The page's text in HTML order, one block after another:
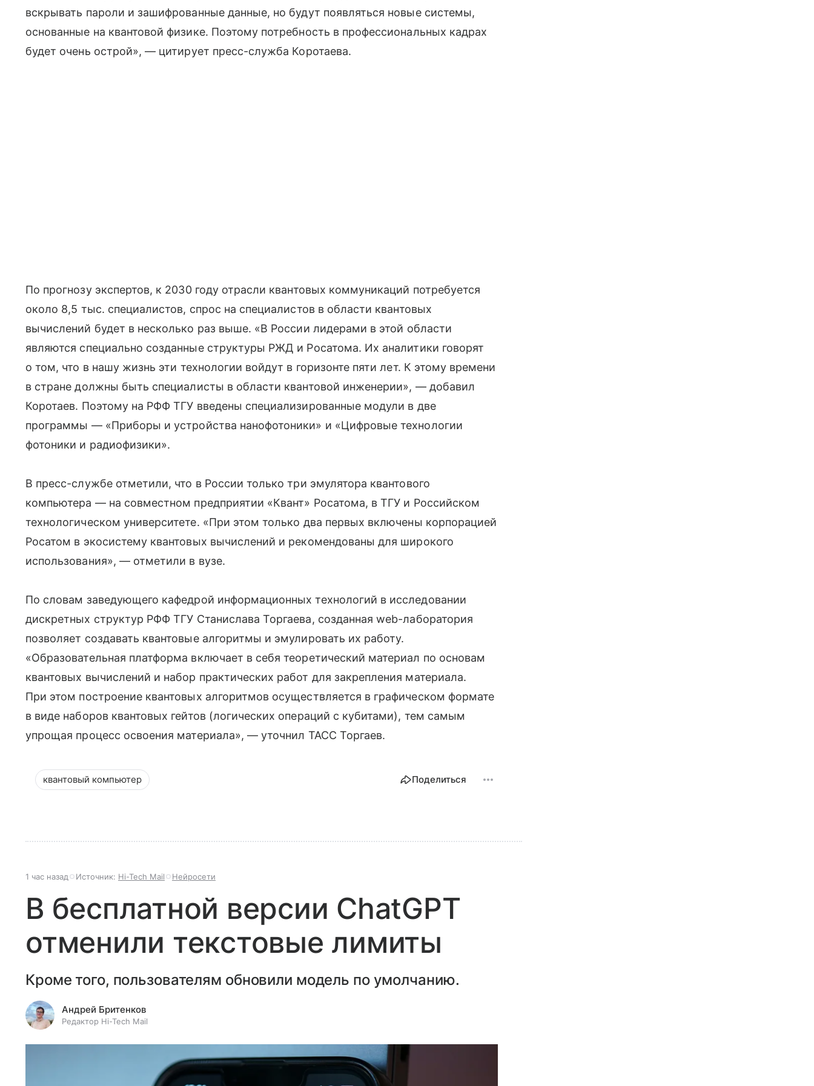
вскрывать пароли и зашифрованные данные, но будут появляться новые системы,
основанные на квантовой физике. Поэтому потребность в профессиональных кадрах
будет очень острой», — цитирует пресс-служба Коротаева.
По прогнозу экспертов, к 2030 году отрасли квантовых коммуникаций потребуется
около 8,5 тыс. специалистов, спрос на специалистов в области квантовых
вычислений будет в несколько раз выше. «В России лидерами в этой области
являются специально созданные структуры РЖД и Росатома. Их аналитики говорят
о том, что в нашу жизнь эти технологии войдут в горизонте пяти лет. К этому времени
в стране должны быть специалисты в области квантовой инженерии», — добавил
Коротаев. Поэтому на РФФ ТГУ введены специализированные модули в две
программы — «Приборы и устройства нанофотоники» и «Цифровые технологии
фотоники и радиофизики».
В пресс-службе отметили, что в России только три эмулятора квантового
компьютера — на совместном предприятии «Квант» Росатома, в ТГУ и Российском
технологическом университете. «При этом только два первых включены корпорацией
Росатом в экосистему квантовых вычислений и рекомендованы для широкого
использования», — отметили в вузе.
По словам заведующего кафедрой информационных технологий в исследовании
дискретных структур РФФ ТГУ Станислава Торгаева, созданная web-лаборатория
позволяет создавать квантовые алгоритмы и эмулировать их работу.
«Образовательная платформа включает в себя теоретический материал по основам
квантовых вычислений и набор практических работ для закрепления материала.
При этом построение квантовых алгоритмов осуществляется в графическом формате
в виде наборов квантовых гейтов (логических операций с кубитами), тем самым
упрощая процесс освоения материала», — уточнил ТАСС Торгаев.
квантовый компьютер Поделиться
1 час назад Источник: Hi-Tech Mail Нейросети
В бесплатной версии ChatGPT
отменили текстовые лимиты
Кроме того, пользователям обновили модель по умолчанию.
Андрей Бритенков
Редактор Hi-Tech Mail